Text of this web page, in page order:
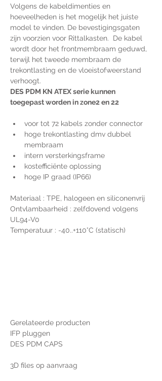
Volgens de kabeldimenties en
hoeveelheden is het mogelijk het juiste
model te vinden. De bevestigingsgaten
zijn voorzien voor Rittalkasten.  De kabel
wordt door het frontmembraam geduwd,
terwijl het tweede membraam de
trekontlasting en de vloeistofweerstand
verhoogt.
DES PDM KN ATEX serie kunnen
toegepast worden in zone2 en 22
voor tot 72 kabels zonder connector
hoge trekontlasting dmv dubbel
membraam
intern versterkingsframe
kostefficiënte oplossing
hoge IP graad (IP66)
Materiaal : TPE, halogeen en siliconenvrij
Ontvlambaarheid : zelfdovend volgens
UL94-V0
Temperatuur : -40..+110°C (statisch)
Gerelateerde producten
IFP pluggen
DES PDM CAPS
3D files op aanvraag